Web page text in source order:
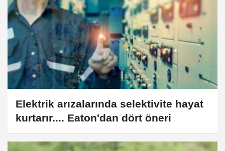
Elektrik arızalarında selektivite hayat
kurtarır.... Eaton'dan dört öneri